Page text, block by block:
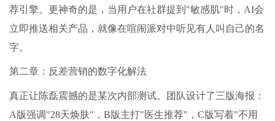
荐引擎。更神奇的是，当用户在社群提到"敏感肌"时，AI会
立即推送相关产品，就像在喧闹派对中听见有人叫自己的名
字。
第二章：反差营销的数字化解法
真正让陈磊震撼的是某次内部测试。团队设计了三版海报：
A版强调"28天焕肤"，B版主打"医生推荐"，C版写着"不用